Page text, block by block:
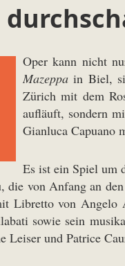
Oper kann nicht
Mazeppa in Biel,
Zürich mit dem
aufläuft, sondern
Gianluca Capuano
Es ist ein Spiel um
die von Anfang an
Libretto von Angelo
sowie sein
Leiser und Patrice